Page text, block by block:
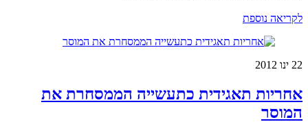
לקריאה נוספת
22 ינו 2012
אחריות תאגידית כתעשייה הממסחרת את
המוסר